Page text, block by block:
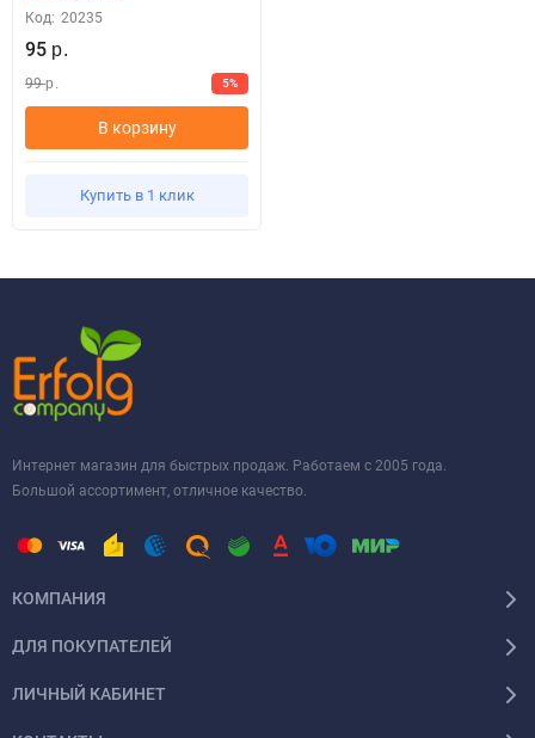
Код: 20235
95 р.
99р. 5%
В корзину
Купить в 1 клик
Интернет магазин для быстрых продаж. Работаем с 2005 года.
Большой ассортимент, отличное качество.
КОМПАНИЯ
ДЛЯ ПОКУПАТЕЛЕЙ
ЛИЧНЫЙ КАБИНЕТ